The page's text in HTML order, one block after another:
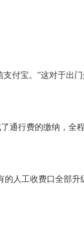
付宝。”这对于出门
通行费的缴纳，全
人工收费口全部升